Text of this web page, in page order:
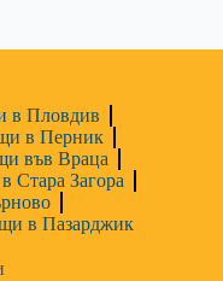
в Пловдив
в Перник
във Враца
Стара Загора
в Пазарджик